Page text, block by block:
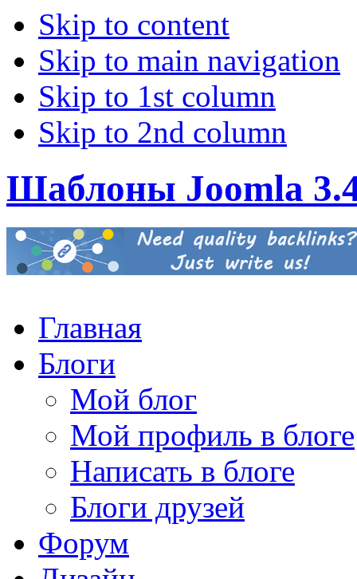
Skip to content
Skip to main navigation
Skip to 1st column
Skip to 2nd column
Шаблоны Joomla
Главная
Блоги
Мой блог
Мой профиль в блоге
Написать в блоге
Блоги друзей
Форум